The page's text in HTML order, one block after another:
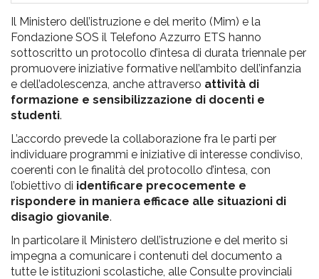
Il Ministero dell’istruzione e del merito (Mim) e la
Fondazione SOS il Telefono Azzurro ETS hanno
sottoscritto un protocollo d’intesa di durata triennale per
promuovere iniziative formative nell’ambito dell’infanzia
e dell’adolescenza, anche attraverso attività di
formazione e sensibilizzazione di docenti e
studenti.
L’accordo prevede la collaborazione fra le parti per
individuare programmi e iniziative di interesse condiviso,
coerenti con le finalità del protocollo d’intesa, con
l’obiettivo di identificare precocemente e
rispondere in maniera efficace alle situazioni di
disagio giovanile.
In particolare il Ministero dell’istruzione e del merito si
impegna a comunicare i contenuti del documento a
tutte le istituzioni scolastiche, alle Consulte provinciali